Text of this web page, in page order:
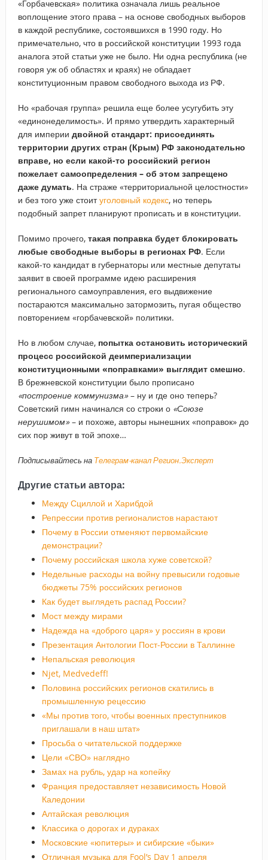
«Горбачевская» политика означала лишь реальное
воплощение этого права – на основе свободных выборов
в каждой республике, состоявшихся в 1990 году. Но
примечательно, что в российской конституции 1993 года
аналога этой статьи уже не было. Ни одна республика (не
говоря уж об областях и краях) не обладает
конституционным правом свободного выхода из РФ.
Но «рабочая группа» решила еще более усугубить эту
«единонеделимость». И прямо утвердить характерный
для империи двойной стандарт: присоединять
территории других стран (Крым) РФ законодательно
вправе, но если какой-то российский регион
пожелает самоопределения – об этом запрещено
даже думать. На страже «территориальной целостности»
и без того уже стоитуголовный кодекс, но теперь
подобный запрет планируют прописать и в конституции.
Помимо прочего, такая поправка будет блокировать
любые свободные выборы в регионах РФ. Если
какой-то кандидат в губернаторы или местные депутаты
заявит в своей программе идею расширения
регионального самоуправления, его выдвижение
постараются максимально затормозить, пугая общество
повторением «горбачевской» политики.
Но в любом случае, попытка остановить исторический
процесс российской деимпериализации
конституционными «поправками» выглядит смешно.
В брежневской конституции было прописано
«построение коммунизма»– ну и где оно теперь?
Советский гимн начинался со строки о «Союзе
нерушимом»– и похоже, авторы нынешних «поправок» до
сих пор живут в той эпохе…
Подписывайтесь на Телеграм-канал Регион.Эксперт
Другие статьи автора:
Между Сциллой и Харибдой
Репрессии против регионалистов нарастают
Почему в России отменяют первомайские
демонстрации?
Почему российская школа хуже советской?
Недельные расходы на войну превысили годовые
бюджеты 75% российских регионов
Как будет выглядеть распад России?
Мост между мирами
Надежда на «доброго царя» у россиян в крови
Презентация Антологии Пост-России в Таллинне
Непальская революция
Njet, Medvedeff!
Половина российских регионов скатились в
промышленную рецессию
«Мы против того, чтобы военных преступников
приглашали в наш штат»
Просьба о читательской поддержке
Цели «СВО» наглядно
Замах на рубль, удар на копейку
Франция предоставляет независимость Новой
Каледонии
Алтайская революция
Классика о дорогах и дураках
Московские «юпитеры» и сибирские «быки»
Отличная музыка для Fool’s Day 1 апреля